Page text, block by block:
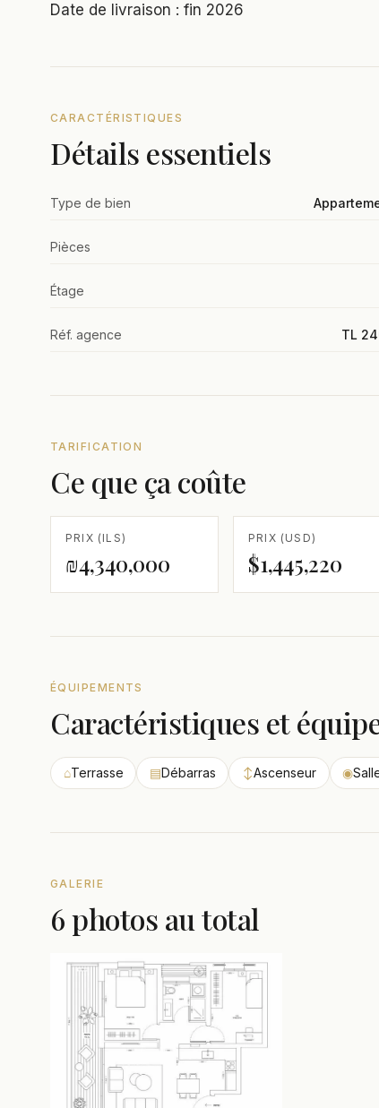
Date de livraison : fin 2026
CARACTÉRISTIQUES
Détails essentiels
Type de bien
Pièces
Étage
Réf. agence TL
TARIFICATION
Ce que ça coûte
PRIX (ILS)
₪4,340,000
PRIX (USD)
$1,445,220
ÉQUIPEMENTS
Caractéristiques et
⌂Terrasse ▤Débarras ↕Ascenseur ◉
GALERIE
6 photos au total